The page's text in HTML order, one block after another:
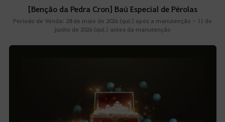
[Benção da Pedra Cron] Baú Especial de Pérolas
Período de Venda: 28 de maio de 2026 (qui.) após a manutenção - 11 de
junho de 2026 (qui.) antes da manutenção